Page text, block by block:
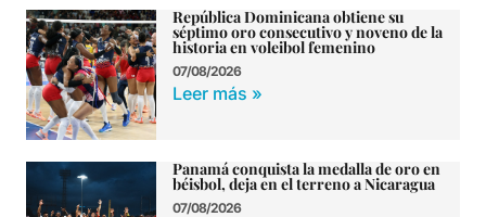
República Dominicana obtiene su
séptimo oro consecutivo y noveno de la
historia en voleibol femenino
07/08/2026
Leer más »
Panamá conquista la medalla de oro en
béisbol, deja en el terreno a Nicaragua
07/08/2026